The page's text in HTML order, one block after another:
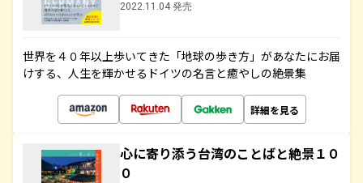
2022.11.04 発売
世界を４０年以上歩いてきた「地球の歩き方」があなたにお届
けする、人生を輝かせるドイツの名言と癒やしの絶景集
詳細を見る
心に寄り添う台湾のことばと絶景１０
０